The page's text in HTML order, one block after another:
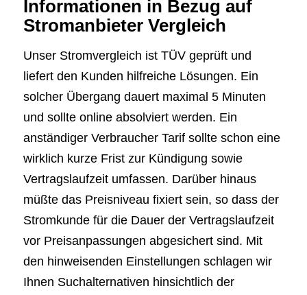
Informationen in Bezug auf
Stromanbieter Vergleich
Unser Stromvergleich ist TÜV geprüft und
liefert den Kunden hilfreiche Lösungen. Ein
solcher Übergang dauert maximal 5 Minuten
und sollte online absolviert werden. Ein
anständiger Verbraucher Tarif sollte schon eine
wirklich kurze Frist zur Kündigung sowie
Vertragslaufzeit umfassen. Darüber hinaus
müßte das Preisniveau fixiert sein, so dass der
Stromkunde für die Dauer der Vertragslaufzeit
vor Preisanpassungen abgesichert sind. Mit
den hinweisenden Einstellungen schlagen wir
Ihnen Suchalternativen hinsichtlich der